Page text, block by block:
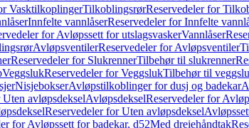
VasktilkoplingerTilkoblingsrørReservedeler for
Innfelte vannlåserReservedeler for Innfelte
for Avløpssett for utslagsvaskerVannlåser
AvløpsventilerReservedeler for Avløpsventiler
Reservedeler for SlukrennerTilbehør til slukrenner
VeggslukReservedeler for VeggslukTilbehør til
NisjebokserAvløpstilkoblinger for dusj og badekar
avløpsdekselAvløpsdekselReservedeler for
Reservedeler for Uten avløpsdeksel
for Avløpssett for badekar, d52Med dreiehåndtak